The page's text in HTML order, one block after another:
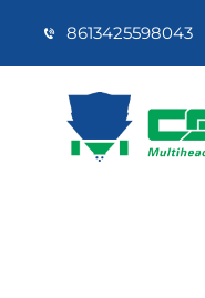
8613425598043